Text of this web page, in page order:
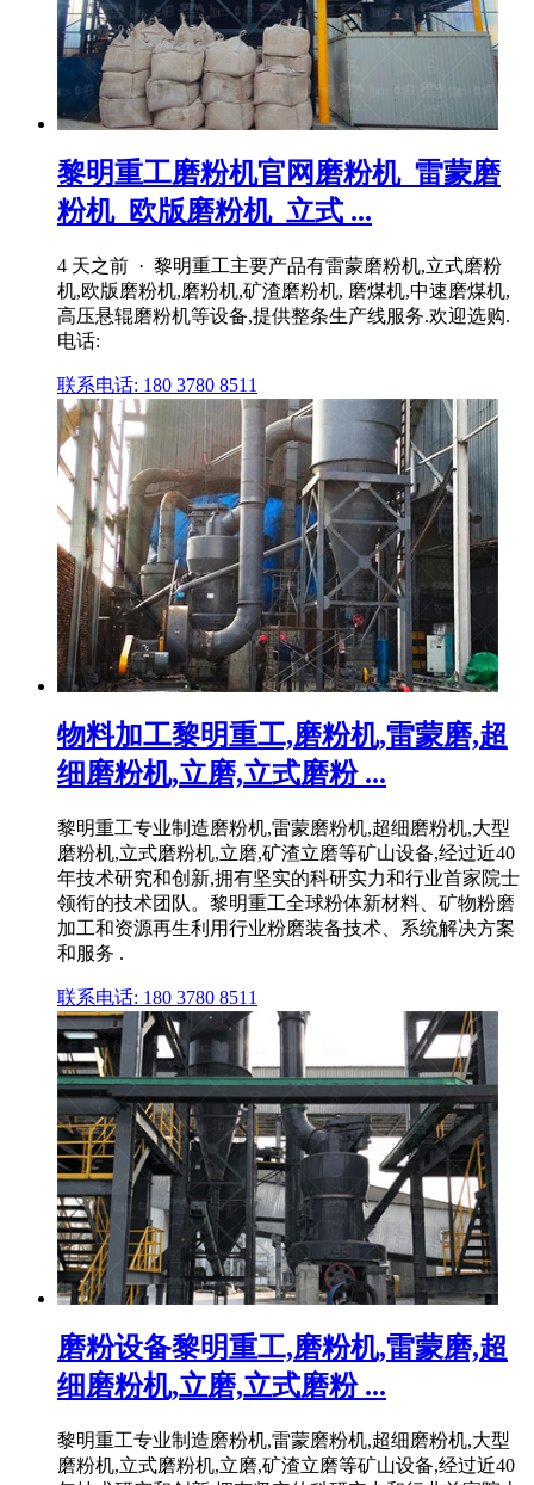
黎明重工磨粉机官网磨粉机_雷蒙磨
粉机_欧版磨粉机_立式 ...
4 天之前 · 黎明重工主要产品有雷蒙磨粉机,立式磨粉
机,欧版磨粉机,磨粉机,矿渣磨粉机, 磨煤机,中速磨煤机,
高压悬辊磨粉机等设备,提供整条生产线服务.欢迎选购.
电话:
联系电话: 180 3780 8511
物料加工黎明重工,磨粉机,雷蒙磨,超
细磨粉机,立磨,立式磨粉 ...
黎明重工专业制造磨粉机,雷蒙磨粉机,超细磨粉机,大型
磨粉机,立式磨粉机,立磨,矿渣立磨等矿山设备,经过近40
年技术研究和创新,拥有坚实的科研实力和行业首家院士
领衔的技术团队。黎明重工全球粉体新材料、矿物粉磨
加工和资源再生利用行业粉磨装备技术、系统解决方案
和服务 .
联系电话: 180 3780 8511
磨粉设备黎明重工,磨粉机,雷蒙磨,超
细磨粉机,立磨,立式磨粉 ...
黎明重工专业制造磨粉机,雷蒙磨粉机,超细磨粉机,大型
磨粉机,立式磨粉机,立磨,矿渣立磨等矿山设备,经过近40